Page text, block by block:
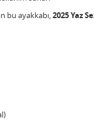
bu ayakkabı,2025 Yaz